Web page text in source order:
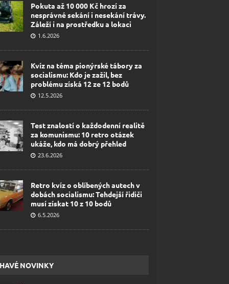
Pokuta až 10 000 Kč hrozí za
nesprávné sekání i nesekání trávy.
Záleží i na prostředku a lokaci
1.6.2026
Kvíz na téma pionýrské tábory za
socialismu: Kdo je zažil, bez
problému získá 12 ze 12 bodů
12.5.2026
Test znalostí o každodenní realitě
za komunismu: 10 retro otázek
ukáže, kdo má dobrý přehled
23.6.2026
Retro kvíz o oblíbených autech v
dobách socialismu: Tehdejší řidiči
musí získat 10 z 10 bodů
6.5.2026
NOVINKY